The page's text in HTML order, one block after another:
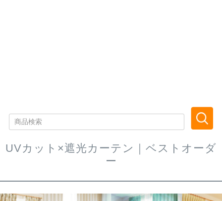
UVカット×遮光カーテン｜ベストオーダ
ー